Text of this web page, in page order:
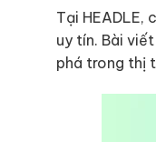
Tại HEADLE,
uy tín. Bài
phá trong thị